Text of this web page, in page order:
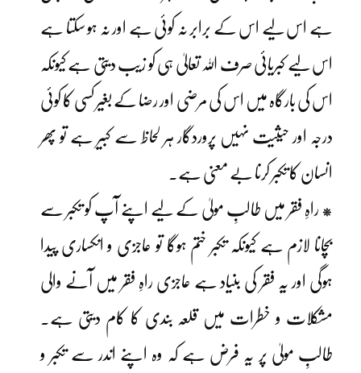
ہے اس لیے اس کے برابر نہ کوئی ہے اور نہ ہو سکتا ہے
اس لیے کبریائی صرف اللہ تعالیٰ ہی کو زیب دیتی ہے کیونکہ
اس کی بارگاہ میں اس کی مرضی اور رضا کے بغیر کسی کا کوئی
درجہ اور حیثیت نہیں پروردگار ہر لحاظ سے کبیر ہے تو پھر
انسان کا تکبر کرنا بے معنی ہے۔
* راہِ فقر میں طالبِ مولیٰ کے لیے اپنے آپ کو تکبر سے
بچانا لازم ہے کیونکہ تکبر ختم ہوگا تو عاجزی و انکساری پیدا
ہوگی اور یہ فقر کی بنیاد ہے عاجزی راہِ فقر میں آنے والی
مشکلات و خطرات میں قلعہ بندی کا کام دیتی ہے۔
طالبِ مولیٰ پر یہ فرض ہے کہ وہ اپنے اندر سے تکبر و